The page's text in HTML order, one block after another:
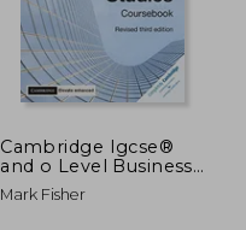
5%
dcto.
Cambridge Igcse®
and o Level Business
Studies Revised Cours
With Cambridge
Mark Fisher